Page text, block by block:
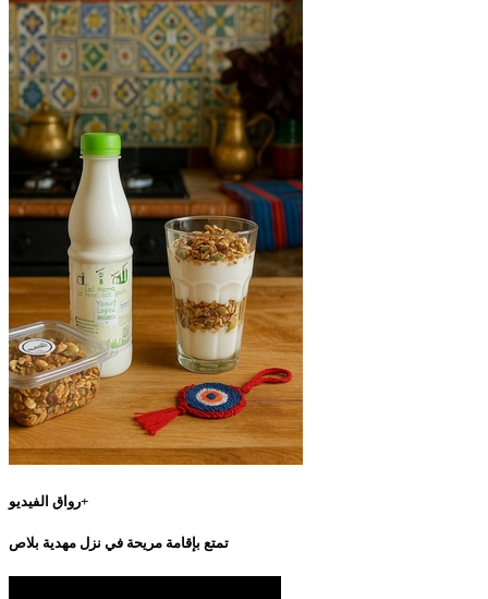
رواق الفيديو+
تمتع بإقامة مريحة في نزل مهدية بلاص